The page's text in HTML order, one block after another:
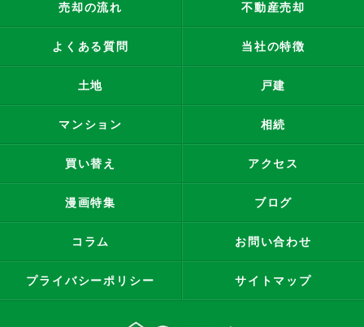
売却の流れ 不動産売却
よくある質問 当社の特徴
土地 戸建
マンション 相続
買い替え アクセス
漫画特集 ブログ
コラム お問い合わせ
プライバシーポリシー サイトマップ